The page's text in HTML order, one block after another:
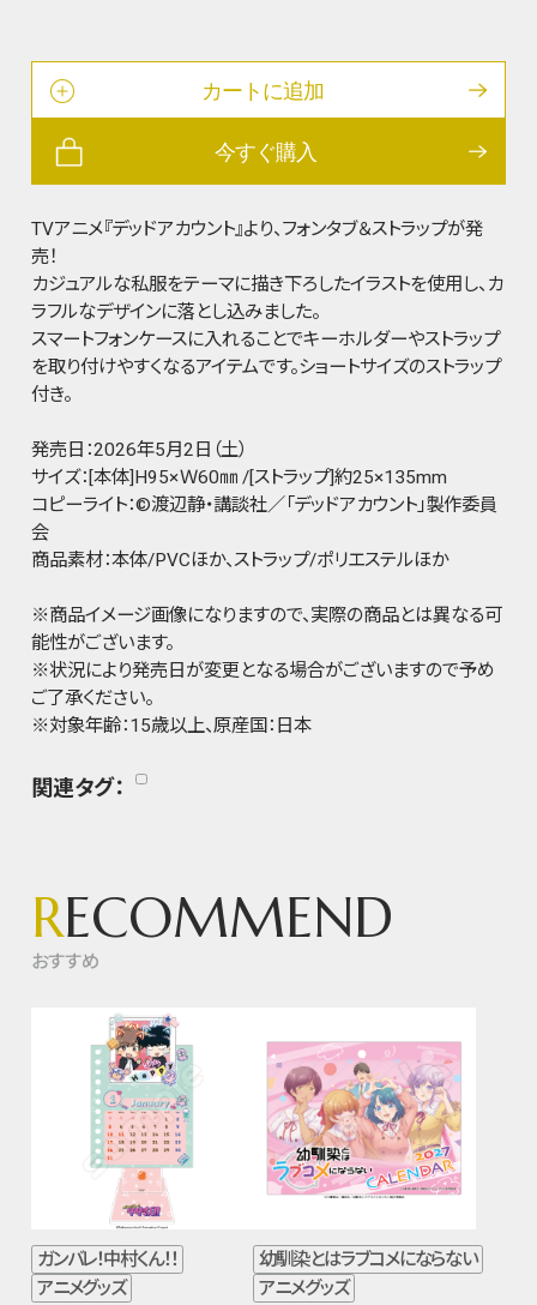
カートに追加
今すぐ購入
TVアニメ『デッドアカウント』より、フォンタブ＆ストラップが発
売！
カジュアルな私服をテーマに描き下ろしたイラストを使用し、カ
ラフルなデザインに落とし込みました。
スマートフォンケースに入れることでキーホルダーやストラップ
を取り付けやすくなるアイテムです。ショートサイズのストラップ
付き。
発売日：2026年5月2日（土）
サイズ：[本体]H95×Ｗ60㎜ /[ストラップ]約25×135mm
コピーライト：©渡辺静・講談社／「デッドアカウント」製作委員
会
商品素材：本体/PVCほか、ストラップ/ポリエステルほか
※商品イメージ画像になりますので、実際の商品とは異なる可
能性がございます。
※状況により発売日が変更となる場合がございますので予め
ご了承ください。
※対象年齢：15歳以上、原産国：日本
関連タグ：
RECOMMEND
おすすめ
ガンバレ！中村くん！！
アニメグッズ
幼馴染とはラブコメにならない
アニメグッズ